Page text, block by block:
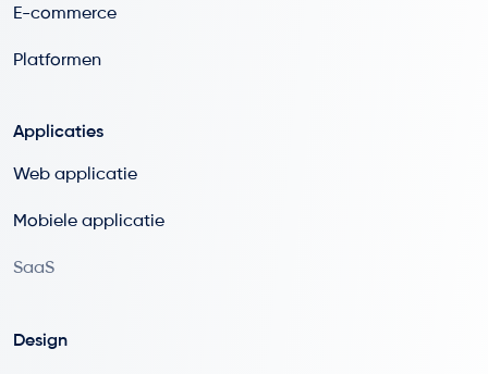
E-commerce
Platformen
Applicaties
Web applicatie
Mobiele applicatie
SaaS
Design